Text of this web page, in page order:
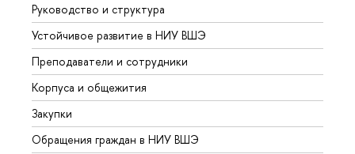
Руководство и структура
Устойчивое развитие в НИУ ВШЭ
Преподаватели и сотрудники
Корпуса и общежития
Закупки
Обращения граждан в НИУ ВШЭ